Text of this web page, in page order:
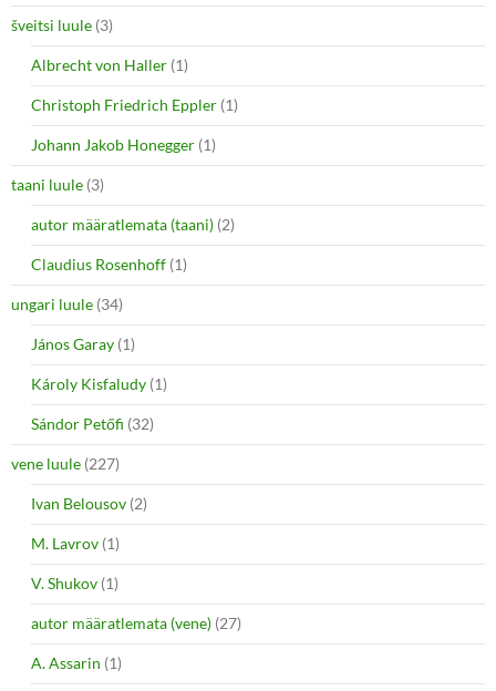
šveitsi luule (3)
Albrecht von Haller (1)
Christoph Friedrich Eppler (1)
Johann Jakob Honegger (1)
taani luule (3)
autor määratlemata (taani) (2)
Claudius Rosenhoff (1)
ungari luule (34)
János Garay (1)
Károly Kisfaludy (1)
Sándor Petőfi (32)
vene luule (227)
Ivan Belousov (2)
M. Lavrov (1)
V. Shukov (1)
autor määratlemata (vene) (27)
A. Assarin (1)